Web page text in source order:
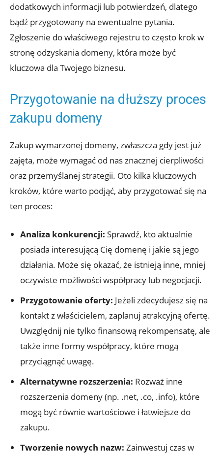
dodatkowych informacji lub potwierdzeń, dlatego
bądź przygotowany na ewentualne pytania.
Zgłoszenie do właściwego rejestru to często krok w
stronę odzyskania domeny, która może być
kluczowa dla Twojego biznesu.
Przygotowanie na dłuższy proces
zakupu domeny
Zakup wymarzonej domeny, zwłaszcza gdy jest już
zajęta, może wymagać od nas znacznej cierpliwości
oraz przemyślanej strategii. Oto kilka kluczowych
kroków, które warto podjąć, aby przygotować się na
ten proces:
Analiza konkurencji: Sprawdź, kto aktualnie
posiada interesującą Cię domenę i jakie są jego
działania. Może się okazać, że istnieją inne, mniej
oczywiste możliwości współpracy lub negocjacji.
Przygotowanie oferty: Jeżeli zdecydujesz się na
kontakt z właścicielem, zaplanuj atrakcyjną ofertę.
Uwzględnij nie tylko finansową rekompensatę, ale
także inne formy współpracy, które mogą
przyciągnąć uwagę.
Alternatywne rozszerzenia: Rozważ inne
rozszerzenia domeny (np. .net, .co, .info), które
mogą być równie wartościowe i łatwiejsze do
zakupu.
Tworzenie nowych nazw: Zainwestuj czas w